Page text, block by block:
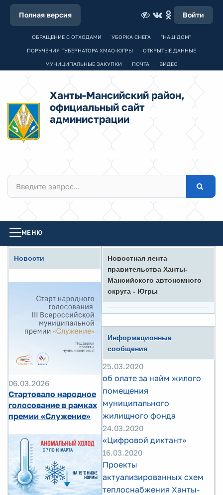
Полная версия Войти
ОБРАЩЕНИЕ С ОТХОДАМИ УБОРКА СНЕГА "НАШ ДОМ"
ПОРУЧЕНИЯ ГУБЕРНАТОРА ХМАО-ЮГРЫ ОТКРЫТЫЕ ДАННЫЕ
МУНИЦИПАЛЬНЫЕ ЗАКУПКИ ПОЧТА ВИДЕО
Ханты-Мансийский район,
официальный сайт
администрации
МЕНЮ
Новости
06.03.2026
Стартовало народное
голосование в рамках
премии «Служение»
Новостная лента
правительства Ханты-
Мансийского автономного
округа - Югры
Информационные
сообщения
25.03.2020
об олате за найм жилого
помещения
муниципального
жилищного фонда
24.03.2020
«Цифровой диктант»
16.03.2020
Проекты
актуализированных схем
теплоснабжения Ханты-